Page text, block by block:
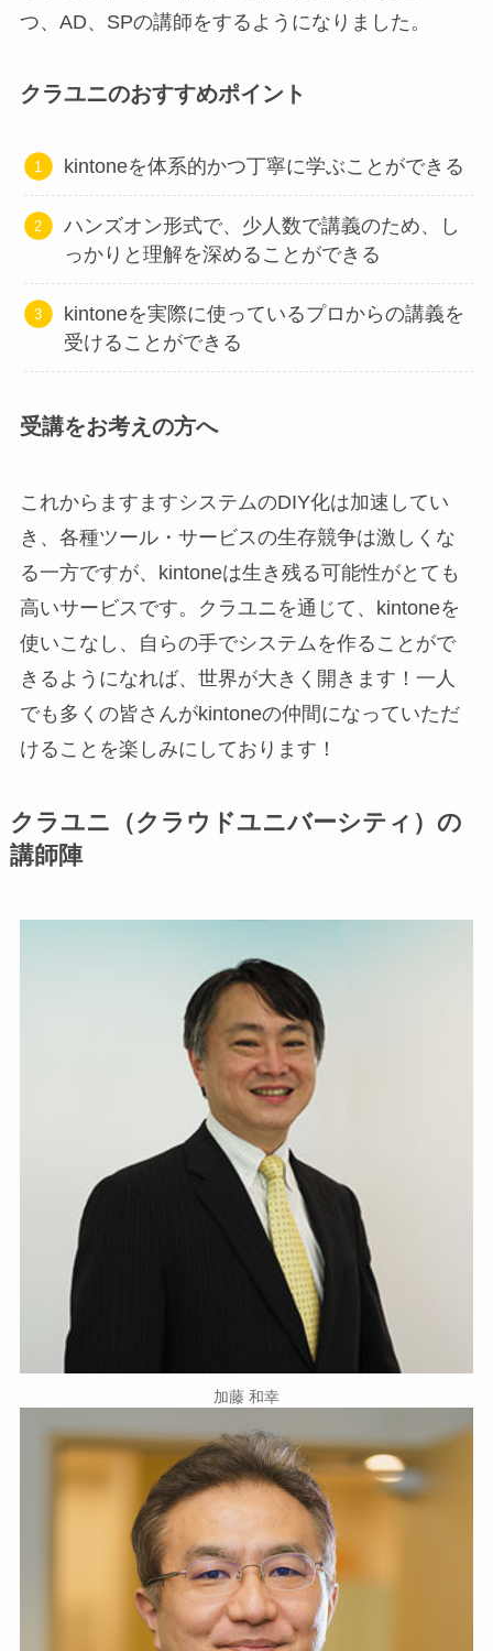
つ、AD、SPの講師をするようになりました。
クラユニのおすすめポイント
kintoneを体系的かつ丁寧に学ぶことができる
ハンズオン形式で、少人数で講義のため、し
っかりと理解を深めることができる
kintoneを実際に使っているプロからの講義を
受けることができる
受講をお考えの方へ
これからますますシステムのDIY化は加速してい
き、各種ツール・サービスの生存競争は激しくな
る一方ですが、kintoneは生き残る可能性がとても
高いサービスです。クラユニを通じて、kintoneを
使いこなし、自らの手でシステムを作ることがで
きるようになれば、世界が大きく開きます！一人
でも多くの皆さんがkintoneの仲間になっていただ
けることを楽しみにしております！
クラユニ（クラウドユニバーシティ）の
講師陣
加藤 和幸